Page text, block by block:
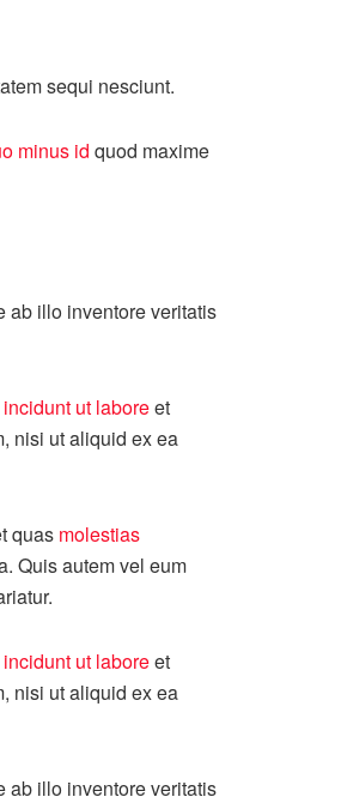
sequi nesciunt.
minus id quod maxime
ab illo inventore veritatis
ut laboreet
nisi ut aliquid ex ea
quas molestias
Quis autem vel eum
ut laboreet
nisi ut aliquid ex ea
ab illo inventore veritatis